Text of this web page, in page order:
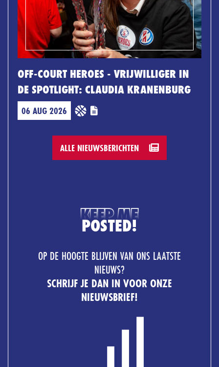
OFF-COURT HEROES - VRIJWILLIGER IN
DE SPOTLIGHT: CLAUDIA KRANENBURG
06 AUG 2026
ALLE NIEUWSBERICHTEN
KEEP ME
POSTED!
OP DE HOOGTE BLIJVEN VAN ONS LAATSTE
NIEUWS?
SCHRIJF JE DAN IN VOOR ONZE
NIEUWSBRIEF!